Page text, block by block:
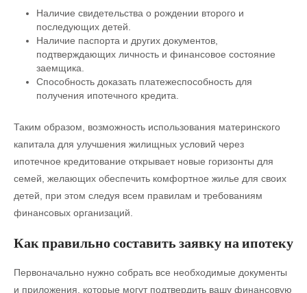
Наличие свидетельства о рождении второго и
последующих детей.
Наличие паспорта и других документов,
подтверждающих личность и финансовое состояние
заемщика.
Способность доказать платежеспособность для
получения ипотечного кредита.
Таким образом, возможность использования материнского
капитала для улучшения жилищных условий через
ипотечное кредитование открывает новые горизонты для
семей, желающих обеспечить комфортное жилье для своих
детей, при этом следуя всем правилам и требованиям
финансовых организаций.
Как правильно составить заявку на ипотеку
Первоначально нужно собрать все необходимые документы
и приложения, которые могут подтвердить вашу финансовую